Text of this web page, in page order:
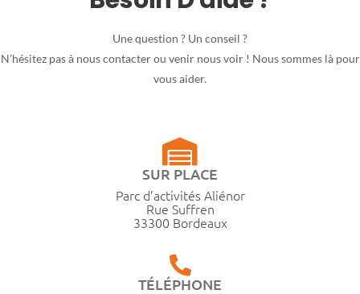
Une question ? Un conseil ?
N’hésitez pas à nous contacter ou venir nous voir ! Nous sommes là pour
vous aider.
SUR PLACE
Parc d’activités Aliénor
Rue Suffren
33300 Bordeaux
TÉLÉPHONE